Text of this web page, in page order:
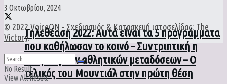
Τηλεθέαση 2022: Αυτά είναι τα 5 προγράμματα
που καθήλωσαν το κοινό – Συντριπτική η
υπεροχή των αθλητικών μεταδόσεων – Ο
τελικός του Μουντιάλ στην πρώτη θέση
3 Οκτωβρίου, 2024
© 2022VoiceON - Σχεδιασμός & Κατασκευή ιστοσελίδας: The
Victory.
No Result
View All Result